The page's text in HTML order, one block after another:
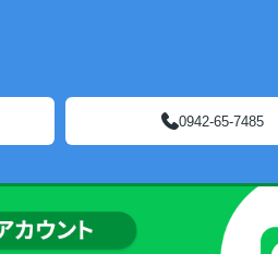
0942-65-7485